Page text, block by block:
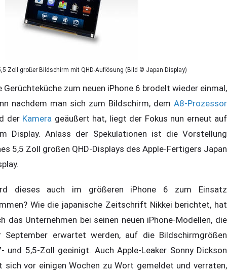
Zoll großer Bildschirm mit QHD-Auflösung (Bild © Japan Display)
Gerüchteküche zum neuen iPhone 6 brodelt wieder einmal,
nachdem man sich zum Bildschirm, dem A8-Prozessor
der Kamera geäußert hat, liegt der Fokus nun erneut auf
Display. Anlass der Spekulationen ist die Vorstellung
5,5 Zoll großen QHD-Displays des Apple-Fertigers Japan
dieses auch im größeren iPhone 6 zum Einsatz
Wie die japanische Zeitschrift Nikkei berichtet, hat
das Unternehmen bei seinen neuen iPhone-Modellen, die
September erwartet werden, auf die Bildschirmgrößen
und 5,5-Zoll geeinigt. Auch Apple-Leaker Sonny Dickson
sich vor einigen Wochen zu Wort gemeldet und verraten,